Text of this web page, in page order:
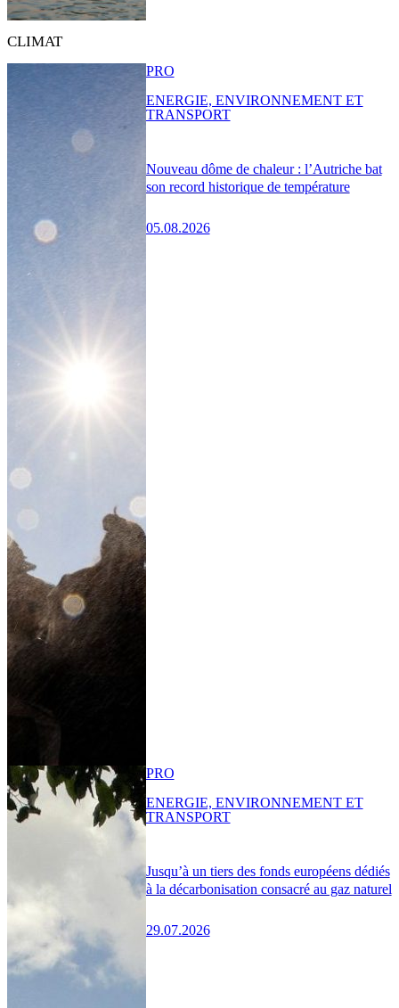
CLIMAT
Nouveau dôme de chaleur : l’Autriche bat
son record historique de température
05.08.2026
PRO
ENERGIE, ENVIRONNEMENT ET
TRANSPORT
Jusqu’à un tiers des fonds européens dédiés
à la décarbonisation consacré au gaz naturel
29.07.2026
PRO
ENERGIE, ENVIRONNEMENT ET
TRANSPORT